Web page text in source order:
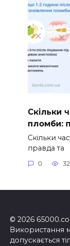
Скільки
пломби:
Скільки
правда та
0 32
© 2026
Використання
допускається